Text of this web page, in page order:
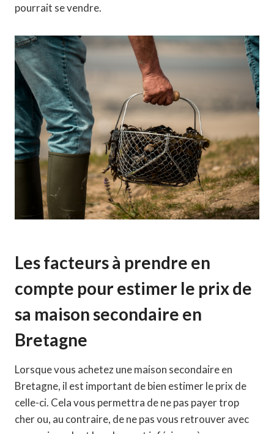
pourrait se vendre.
Les facteurs à prendre en
compte pour estimer le prix de
sa maison secondaire en
Bretagne
Lorsque vous achetez une maison secondaire en
Bretagne, il est important de bien estimer le prix de
celle-ci. Cela vous permettra de ne pas payer trop
cher ou, au contraire, de ne pas vous retrouver avec